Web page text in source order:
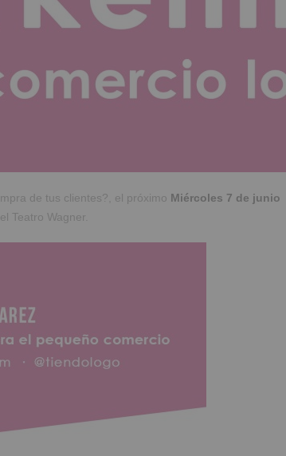
de tus clientes?, el próximo Miércoles 7 de junio
Teatro Wagner.